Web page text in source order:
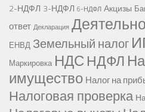
2-НДФЛ 3-НДФЛ 6-НДФЛ Акцизы
ответ Декларация
ЕНВД Земельный налог
Маркировка НДС НДФЛ
имущество Налог на
Налоговая проверка